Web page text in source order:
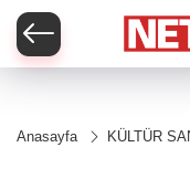
Anasayfa KÜLTÜR